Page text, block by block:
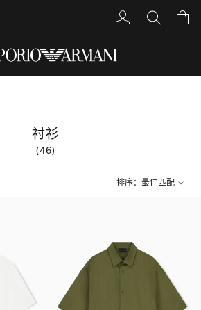
衬衫
(46)
排序：最佳匹配